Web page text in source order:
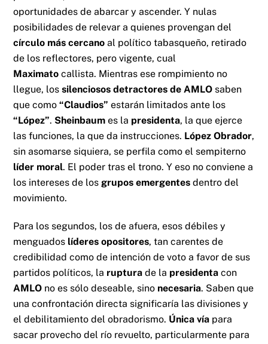
oportunidades de abarcar y ascender. Y nulas
posibilidades de relevar a quienes provengan del
círculo más cercano al político tabasqueño, retirado
de los reflectores, pero vigente, cual
Maximato callista. Mientras ese rompimiento no
llegue, lossilenciosos detractores de AMLO saben
que como“Claudios” estarán limitados ante los
“López”. Sheinbaum es la presidenta, la que ejerce
las funciones, la que da instrucciones. López Obrador,
sin asomarse siquiera, se perfila como el sempiterno
líder moral. El poder tras el trono. Y eso no conviene a
los intereses de los grupos emergentes dentro del
movimiento.
Para los segundos, los de afuera, esos débiles y
menguados líderes opositores, tan carentes de
credibilidad como de intención de voto a favor de sus
partidos políticos, la ruptura de la presidenta con
AMLO no es sólo deseable, sino necesaria. Saben que
una confrontación directa significaría las divisiones y
el debilitamiento del obradorismo. Única vía para
sacar provecho del río revuelto, particularmente para